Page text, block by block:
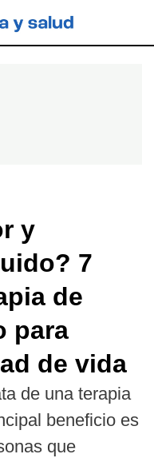
y
7
de
para
de vida
de una terapia
beneficio es
que